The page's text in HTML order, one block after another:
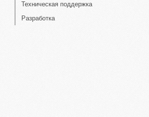
Техническая поддержка
Разработка